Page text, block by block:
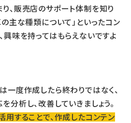
、販売店のサポート体制を知り
の主な種類について」といったコン
興味を持ってはもらえないですよ
一度作成したら終わりではなく、
分析し、改善していきましょう。
用することで、作成したコンテン